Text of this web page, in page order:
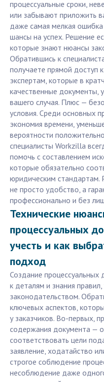
процессуальные сроки,
или забывают приложить
даже самая мелкая
шансы на успех. Решение
которые знают нюансы
Обратившись к
получаете прямой доступ
экспертам, которые в
качественные документы,
вашего случая. Плюс —
условия. Среди основных
экономия времени,
вероятности
специалисты Workzilla
помочь с составлением
которые обязательно
юридическим стандартам.
не просто удобство, а
профессионально и без
Технические
процессуальных
учесть и как
подход
Создание процессуальных
к деталям и знания
законодательством.
ключевых аспектов,
у заказчиков. Во-первых,
содержания документа —
соответствовать цели
заявление, ходатайство
строгое соблюдение
несоблюдение даже